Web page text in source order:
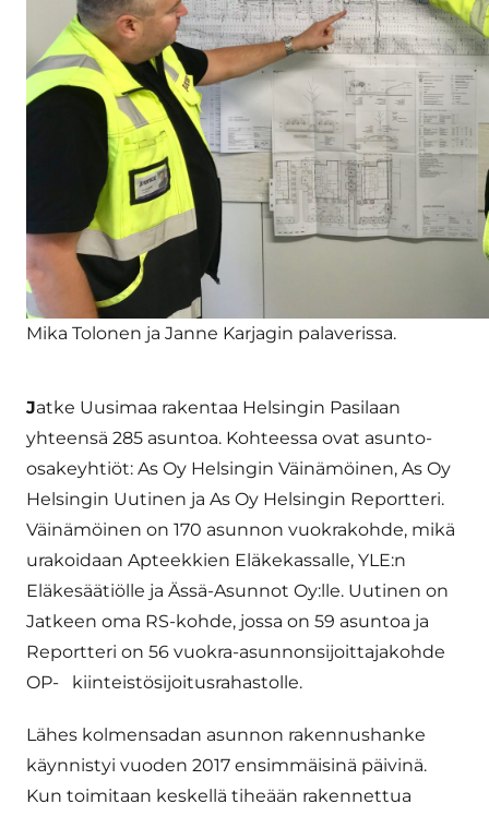
Mika Tolonen ja Janne Karjagin palaverissa.
Jatke Uusimaa rakentaa Helsingin Pasilaan
yhteensä 285 asuntoa. Kohteessa ovat asunto-
osakeyhtiöt: As Oy Helsingin Väinämöinen, As Oy
Helsingin Uutinen ja As Oy Helsingin Reportteri.
Väinämöinen on 170 asunnon vuokrakohde, mikä
urakoidaan Apteekkien Eläkekassalle, YLE:n
Eläkesäätiölle ja Ässä-Asunnot Oy:lle. Uutinen on
Jatkeen oma RS-kohde, jossa on 59 asuntoa ja
Reportteri on 56 vuokra-asunnonsijoittajakohde
OP- kiinteistösijoitusrahastolle.
Lähes kolmensadan asunnon rakennushanke
käynnistyi vuoden 2017 ensimmäisinä päivinä.
Kun toimitaan keskellä tiheään rakennettua